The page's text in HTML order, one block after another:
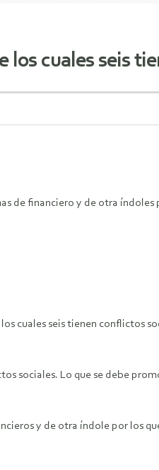
los cuales seis
de financiero y de otra
cuales seis tienen conflictos
sociales. Lo que se debe
y de otra índole por los